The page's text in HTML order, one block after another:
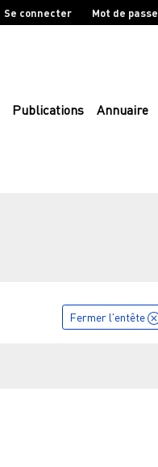
Se connecter Mot de passe
Publications Annuaire
Fermer l'entête